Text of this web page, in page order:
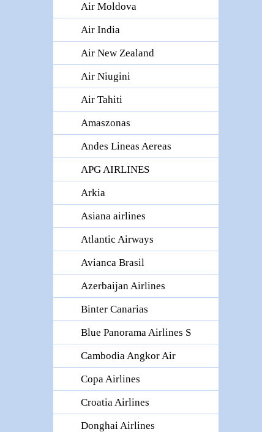
Air Moldova
Air India
Air New Zealand
Air Niugini
Air Tahiti
Amaszonas
Andes Lineas Aereas
APG AIRLINES
Arkia
Asiana airlines
Atlantic Airways
Avianca Brasil
Azerbaijan Airlines
Binter Canarias
Blue Panorama Airlines S
Cambodia Angkor Air
Copa Airlines
Croatia Airlines
Donghai Airlines